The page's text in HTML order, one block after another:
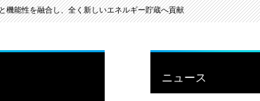
機能性を融合し、全く新しいエネルギー貯蔵へ貢献
ニュース